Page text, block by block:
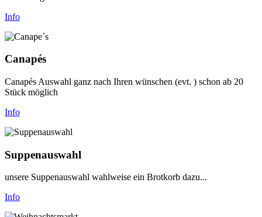
Info
Canapés
Canapés Auswahl ganz nach Ihren wünschen (evt. ) schon ab 20
Stück möglich
Info
Suppenauswahl
unsere Suppenauswahl wahlweise ein Brotkorb dazu...
Info